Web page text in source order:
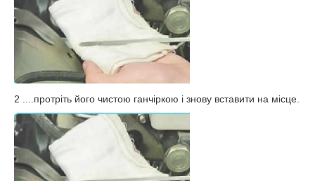
2 ....протріть його чистою ганчіркою і знову вставити на місце.